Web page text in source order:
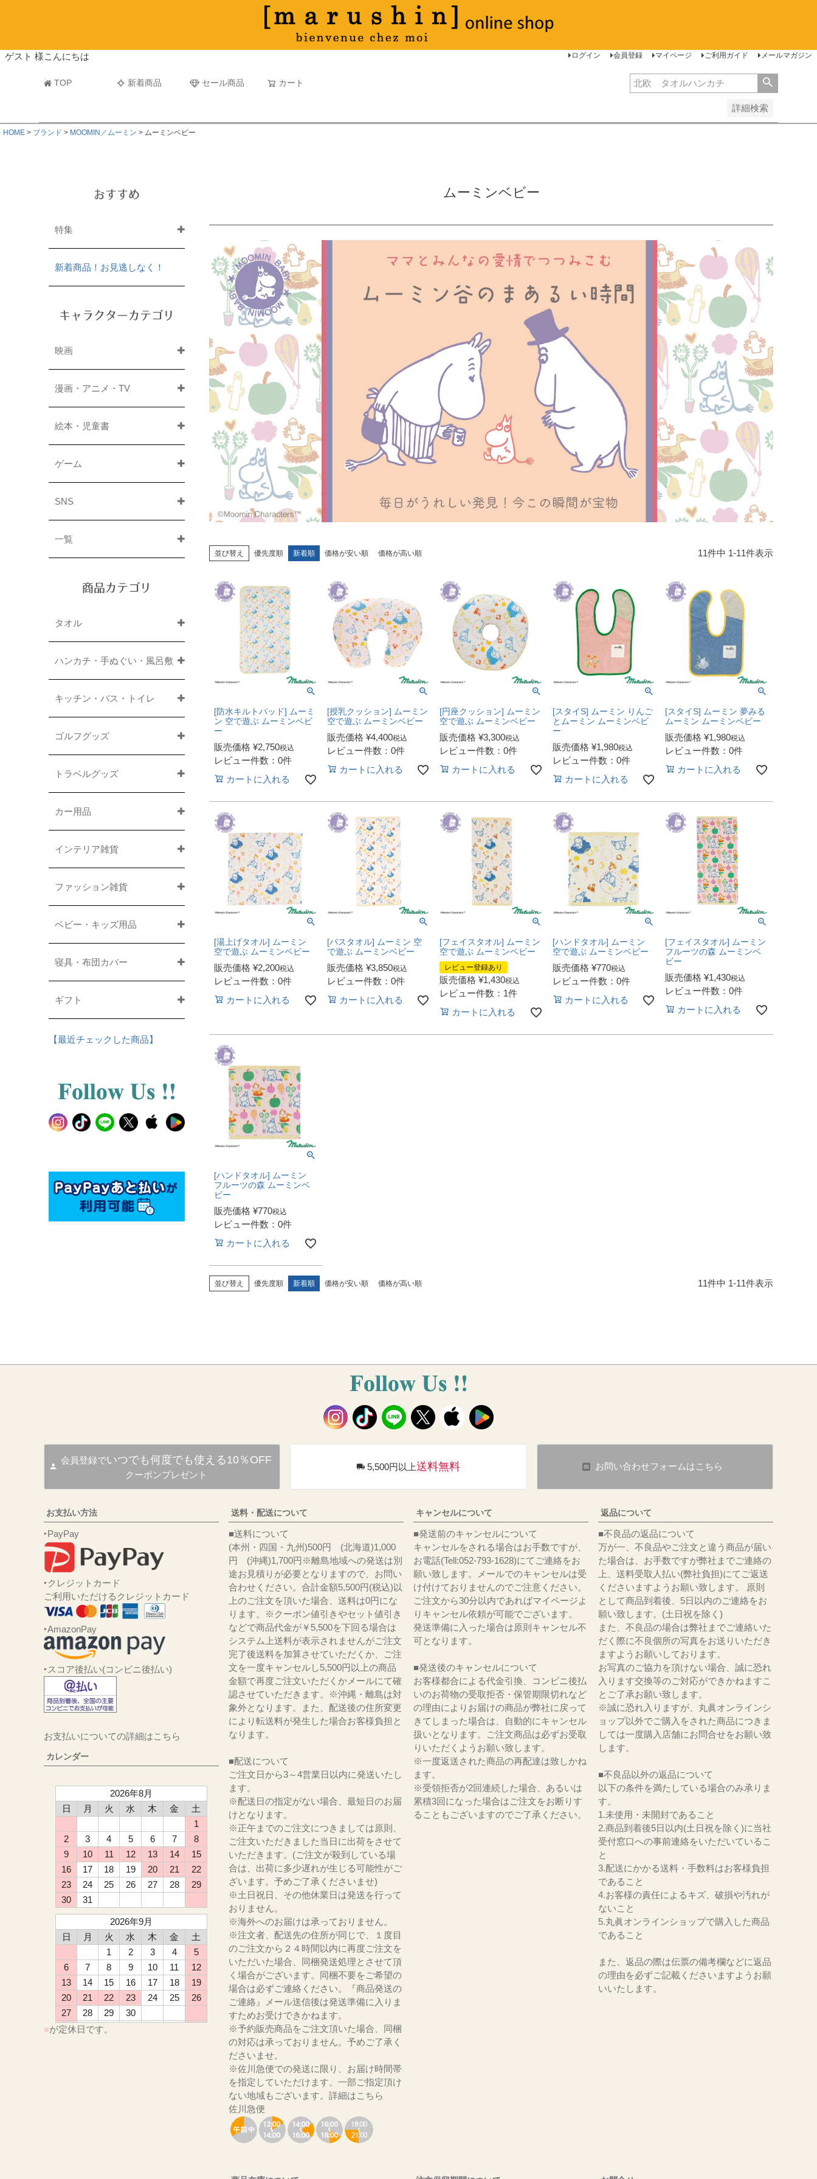
ゲスト 様こんにちは ログイン 会員登録 マイページ ご利用ガイド メールマガジン
TOP 新着商品 セール商品 カート
詳細検索
マフラータオル
並び順
新着順
古い順 価格が安い順
HOME ブランド MOOMIN／ムーミン ムーミンベビー
おすすめ
特集
新着商品！お見逃しなく！
キャラクターカテゴリ
映画
漫画・アニメ・TV
絵本・児童書
ゲーム
SNS
一覧
商品カテゴリ
タオル
ハンカチ・手ぬぐい・風呂敷
キッチン・バス・トイレ
ゴルフグッズ
トラベルグッズ
カー用品
インテリア雑貨
ファッション雑貨
ベビー・キッズ用品
寝具・布団カバー
ギフト
【最近チェックした商品】
ムーミンベビー
並び替え 優先度順 新着順 価格が安い順 価格が高い順 11件中 1-11件表示
[防水キルトパッド] ムーミ
ン 空で遊ぶ ムーミンベビ
ー
販売価格 ¥2,750税込
レビュー件数：0件
カートに入れる
[授乳クッション] ムーミン
空で遊ぶ ムーミンベビー
販売価格 ¥4,400税込
レビュー件数：0件
カートに入れる
[円座クッション] ムーミン
空で遊ぶ ムーミンベビー
販売価格 ¥3,300税込
レビュー件数：0件
カートに入れる
[スタイS] ムーミン りんご
とムーミン ムーミンベビ
ー
販売価格 ¥1,980税込
レビュー件数：0件
カートに入れる
[スタイS] ムーミン 夢みる
ムーミン ムーミンベビー
販売価格 ¥1,980税込
レビュー件数：0件
カートに入れる
[湯上げタオル] ムーミン
空で遊ぶ ムーミンベビー
販売価格 ¥2,200税込
レビュー件数：0件
カートに入れる
[バスタオル] ムーミン 空
で遊ぶ ムーミンベビー
販売価格 ¥3,850税込
レビュー件数：0件
カートに入れる
[フェイスタオル] ムーミン
空で遊ぶ ムーミンベビー
レビュー登録あり
販売価格 ¥1,430税込
レビュー件数：1件
カートに入れる
[ハンドタオル] ムーミン
空で遊ぶ ムーミンベビー
販売価格 ¥770税込
レビュー件数：0件
カートに入れる
[フェイスタオル] ムーミン
フルーツの森 ムーミンベ
ビー
販売価格 ¥1,430税込
レビュー件数：0件
カートに入れる
[ハンドタオル] ムーミン
フルーツの森 ムーミンベ
ビー
販売価格 ¥770税込
レビュー件数：0件
カートに入れる
並び替え 優先度順 新着順 価格が安い順 価格が高い順 11件中 1-11件表示
会員登録でいつでも何度でも使える10％OFF
クーポンプレゼント
5,500円以上送料無料 お問い合わせフォームはこちら
お支払い方法
‣PayPay
‣クレジットカード
ご利用いただけるクレジットカード
‣AmazonPay
‣スコア後払い(コンビニ後払い)
お支払いについての詳細はこちら
カレンダー
2026年8月
日
月 火 水 木 金
土
1
2
3 4 5 6 7
8
9
10 11 12 13 14
15
16
17 18 19 20 21
22
23
24 25 26 27 28
29
30
31
2026年9月
日
月 火 水 木 金
土
1
2 3 4
5
6
7 8 9 10 11
12
13
14 15 16 17 18
19
20
21 22 23 24 25
26
27
28 29
30
■が定休日です。
送料・配送について
■送料について
(本州・四国・九州)500円 (北海道)1,000
円 (沖縄)1,700円※離島地域への発送は別
途お見積りが必要となりますので、お問い
合わせください。合計金額5,500円(税込)以
上のご注文を頂いた場合、送料は0円にな
ります。※クーポン値引きやセット値引き
などで商品代金が￥5,500を下回る場合は
システム上送料が表示されませんがご注文
完了後送料を加算させていただくか、ご注
文を一度キャンセルし5,500円以上の商品
金額で再度ご注文いただくかメールにて確
認させていただきます。※沖縄・離島は対
象外となります。また、配送後の住所変更
により転送料が発生した場合お客様負担と
なります。
■配送について
ご注文日から3～4営業日以内に発送いたし
ます。
※配送日の指定がない場合、最短日のお届
けとなります。
※正午までのご注文につきましては原則、
ご注文いただきました当日に出荷をさせて
いただきます。(ご注文が殺到している場
合は、出荷に多少遅れが生じる可能性がご
ざいます。予めご了承くださいませ)
※土日祝日、その他休業日は発送を行って
おりません。
※海外へのお届けは承っておりません。
※注文者、配送先の住所が同じで、１度目
のご注文から２４時間以内に再度ご注文を
いただいた場合、同梱発送処理とさせて頂
く場合がございます。同梱不要をご希望の
場合は必ずご連絡ください。『商品発送の
ご連絡』メール送信後は発送準備に入りま
すためお受けできかねます。
※予約販売商品をご注文頂いた場合、同梱
の対応は承っておりません。予めご了承く
ださいませ。
※佐川急便での発送に限り、お届け時間帯
を指定していただけます。一部ご指定頂け
ない地域もございます。 詳細はこちら
佐川急便
キャンセルについて
■発送前のキャンセルについて
キャンセルをされる場合はお手数ですが、
お電話(Tell:052-793-1628)にてご連絡をお
願い致します。メールでのキャンセルは受
け付けておりませんのでご注意ください。
ご注文から30分以内であればマイページよ
りキャンセル依頼が可能でございます。
発送準備に入った場合は原則キャンセル不
可となります。
■発送後のキャンセルについて
お客様都合による代金引換、コンビニ後払
いのお荷物の受取拒否・保管期限切れなど
の理由によりお届けの商品が弊社に戻って
きてしまった場合は、自動的にキャンセル
扱いとなります。ご注文商品は必ずお受取
りいただくようお願い致します。
※一度返送された商品の再配達は致しかね
ます。
※受領拒否が2回連続した場合、あるいは
累積3回になった場合はご注文をお断りす
ることもございますのでご了承ください。
返品について
■不良品の返品について
万が一、不良品やご注文と違う商品が届い
た場合は、お手数ですが弊社までご連絡の
上、送料受取人払い(弊社負担)にてご返送
くださいますようお願い致します。 原則
として商品到着後、5日以内のご連絡をお
願い致します。(土日祝を除く)
また、不良品の場合は弊社までご連絡いた
だく際に不良個所の写真をお送りいただき
ますようお願いしております。
お写真のご協力を頂けない場合、誠に恐れ
入ります交換等のご対応ができかねますこ
とご了承お願い致します。
※誠に恐れ入りますが、丸眞オンラインシ
ョップ以外でご購入をされた商品につきま
しては一度購入店舗にお問合せをお願い致
します。
■不良品以外の返品について
以下の条件を満たしている場合のみ承りま
す。
1.未使用・未開封であること
2.商品到着後5日以内(土日祝を除く)に当社
受付窓口への事前連絡をいただいているこ
と
3.配送にかかる送料・手数料はお客様負担
であること
4.お客様の責任によるキズ、破損や汚れが
ないこと
5.丸眞オンラインショップで購入した商品
であること
また、返品の際は伝票の備考欄などに返品
の理由を必ずご記載くださいますようお願
いいたします。